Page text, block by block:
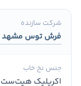
شرکت سازنده
فرش توس مشهد
جنس نخ خاب
اکریلیک هیت‌ست